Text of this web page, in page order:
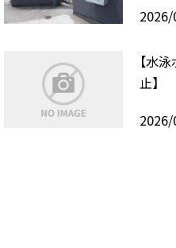
【水
止】